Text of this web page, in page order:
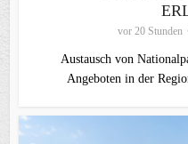
vor 20 Stunden
Austausch von
Angeboten in der